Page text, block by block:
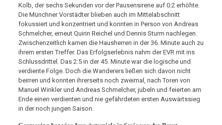
Kolb, der sechs Sekunden vor der Pausensirene auf 0:2 erhöhte.
Die Münchner Vorstädter blieben auch im Mittelabschnitt
fokussiert und konzentriert und konnten in Person von Andreas
Schmelcher, erneut Quirin Reichel und Dennis Sturm nachlegen.
Zwischenzeitlich kamen die Hausherren in der 36. Minute auch zu
ihrem ersten Treffer. Das Erfolgserlebnis nahm der EVR mit ins
Schlussdrittel. Das 2:5 in der 45. Minute war die logische und
verdiente Folge. Doch die Wanderers ließen sich davon nicht
beirren und konnten ihrerseits noch zweimal, nach Toren von
Manuel Winkler und Andreas Schmelcher, jubeln und feierten am
Ende einen verdienten und nie gefährdeten ersten Auswärtssieg
in der noch jungen Saison.